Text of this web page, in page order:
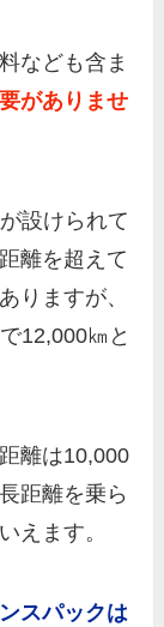
なども含ま
がありませ
が設けられて
離を超えて
りますが、
12,000㎞と
離は10,000
距離を乗ら
えます。
スパックは